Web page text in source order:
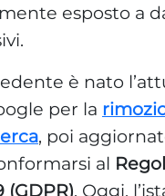
esposto a
è nato
per la
, poi
al
(GDPR). Oggi,